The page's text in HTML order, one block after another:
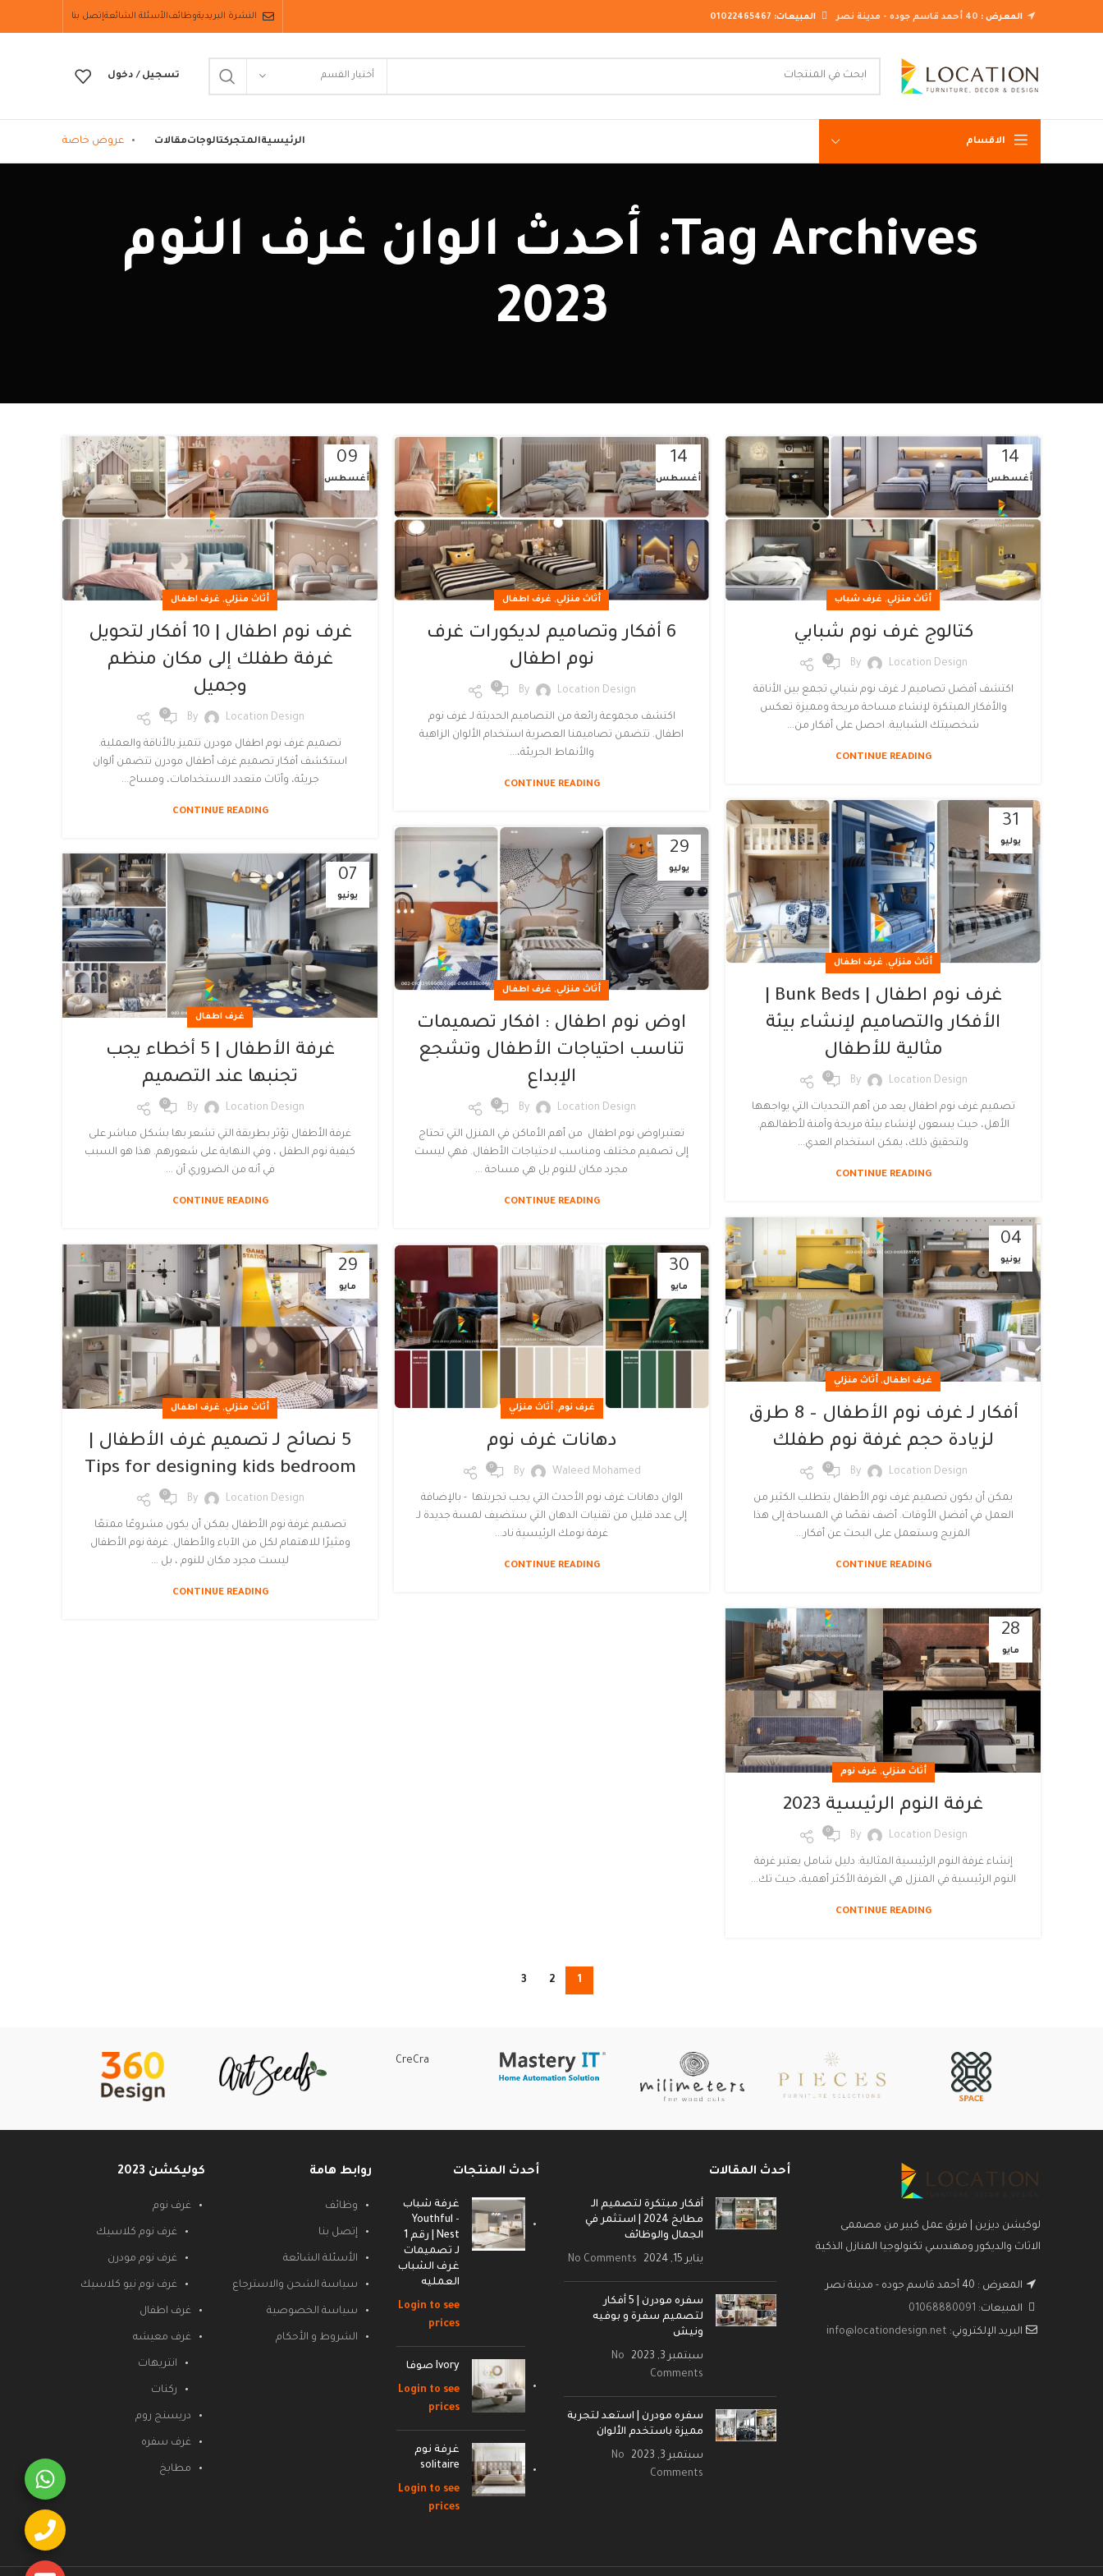
المعرض : المبيعات: 01022465467 النشرة البريديةوظائفالأسئلة الشائعةإتصل بنا
أختيار القسم تسجيل / دخول
الاقسام
غرف نوم مودرن
غرف نوم نيو كلاسيك
الرئيسيةالمتجركتالوجاتمقالات عروض خاصة
Tag Archives: أحدث الوان غرف النوم
2023
14
أغسطس
أثاث منزلي, غرف شباب
كتالوج غرف نوم شبابي
By Location Design
0
اكتشف أفضل تصاميم لـ غرف نوم شبابي تجمع بين الأناقة
والأفكار المبتكرة لإنشاء مساحة مريحة ومميزة تعكس
شخصيتك الشبابية. احصل على أفكار من...
CONTINUE READING
14
أغسطس
أثاث منزلي, غرف اطفال
6 أفكار وتصاميم لديكورات غرف
نوم اطفال
By Location Design
0
اكتشف مجموعة رائعة من التصاميم الحديثة لـ غرف نوم
اطفال. تتضمن تصاميمنا العصرية استخدام الألوان الزاهية
والأنماط الجريئة،...
CONTINUE READING
09
أغسطس
أثاث منزلي, غرف اطفال
غرف نوم اطفال | 10 أفكار لتحويل
غرفة طفلك إلى مكان منظم
وجميل
By Location Design
0
تصميم غرف نوم اطفال مودرن تتميز بالأناقة والعملية.
استكشف أفكار تصميم غرف أطفال مودرن تتضمن ألوان
جريئة، وأثاث متعدد الاستخدامات، ومساح...
CONTINUE READING
31
يوليو
أثاث منزلي, غرف اطفال
الأفكار والتصاميم لإنشاء بيئة
مثالية للأطفال
By Location Design
0
تصميم غرف نوم اطفال يعد من أهم التحديات التي يواجهها
الأهل، حيث يسعون لإنشاء بيئة مريحة وآمنة لأطفالهم.
ولتحقيق ذلك، يمكن استخدام العدي...
CONTINUE READING
29
يوليو
أثاث منزلي, غرف اطفال
اوض نوم اطفال : افكار تصميمات
تناسب احتياجات الأطفال وتشجع
الإبداع
By Location Design
0
تعتبراوض نوم اطفال من أهم الأماكن في المنزل التي تحتاج
إلى تصميم مختلف ومناسب لاحتياجات الأطفال. فهي ليست
مجرد مكان للنوم بل هي مساحة ...
CONTINUE READING
07
يونيو
غرف اطفال
غرفة الأطفال | 5 أخطاء يجب
تجنبها عند التصميم
By Location Design
0
غرفة الأطفال تؤثر بطريقة التي تشعر بها بشكل مباشر على
كيفية نوم الطفل ، وفي النهاية على شعورهم. هذا هو السبب
في أنه من الضروري أن ...
CONTINUE READING
04
يونيو
غرف اطفال, أثاث منزلي
أفكار لـ غرف نوم الأطفال – 8 طرق
لزيادة حجم غرفة نوم طفلك
By Location Design
0
يمكن أن يكون تصميم غرف نوم الأطفال يتطلب الكثير من
العمل في أفضل الأوقات. أضف نقصًا في المساحة إلى هذا
المزيج وستعمل على البحث عن أفكار...
CONTINUE READING
30
مايو
غرف نوم,أثاث منزلي
دهانات غرف نوم
By Waleed Mohamed
0
الوان دهانات غرف نوم الأحدث التي يجب تجربتها - بالإضافة
إلى عدد قليل من تقنيات الدهان التي ستضيف لمسة جديدة لـ
غرفة نومك الرئيسية ناد...
CONTINUE READING
29
مايو
أثاث منزلي, غرف اطفال
5 نصائح لـ تصميم غرف الأطفال |
Tips for designing kids bedroom
By Location Design
0
تصميم غرفة نوم الأطفال يمكن أن يكون مشروعًا ممتعًا
ومثيرًا للاهتمام لكل من الآباء والأطفال. غرفة نوم الأطفال
ليست مجرد مكان للنوم ، بل ...
CONTINUE READING
28
مايو
أثاث منزلي, غرف نوم
غرفة النوم الرئيسية 2023
By Location Design
0
إنشاء غرفة النوم الرئيسية المثالية: دليل شامل يعتبر غرفة
النوم الرئيسية في المنزل هي الغرفة الأكثر أهمية، حيث تك...
CONTINUE READING
1
2
3
CreCra
لوكيشن ديزين | فريق عمل كبير من مصممى
الاثاث والديكور ومهندسي تكنولوجيا المنازل الذكية
المعرض : 40 أحمد قاسم جوده - مدينة نصر
المبيعات: 01068880091
البريد الإلكتروني: info@locationdesign.net
أحدث المقالات
أفكار مبتكرة لتصميم الـ
مطابخ 2024 | استثمر في
الجمال والوظائف
يناير 15, 2024 No Comments
سفره مودرن | 5 أفكار
لتصميم سفرة و بوفيه
ونيش
سبتمبر 3, 2023
No
Comments
سفره مودرن | استعد لتجربة
مميزة باستخدم الألوان
سبتمبر 3, 2023
No
Comments
أحدث المنتجات
غرفة شباب
- Youthful
Nest | رقم 1
لـ تصميمات
غرف الشباب
العمليه
Login to see
prices
Ivory صوفا
Login to see
prices
غرفة نوم
solitaire
Login to see
prices
روابط هامة
وظائف
إتصل بنا
الأسئلة الشائعة
سياسة الشحن والاسترجاع
سياسة الخصوصية
الشروط و الأحكام
كوليكشن 2023
غرف نوم
غرف نوم كلاسيك
غرف نوم مودرن
غرف نوم نيو كلاسيك
غرف اطفال
غرف معيشه
انتريهات
ركنات
دريسنج روم
غرف سفره
مطابخ